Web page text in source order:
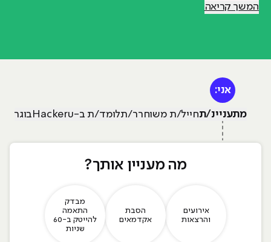
המשך קריאה
מי אתה? ומה מעניין אותך?
אני:
מתעניינ/תחייל/ת משוחרר/תלומד/ת ב-Hackeru בוגר/ת
מה מעניין אותך?
אירועים
והרצאות
הסבת
אקדמאים
מבדק
התאמה
להייטק ב-60
שניות